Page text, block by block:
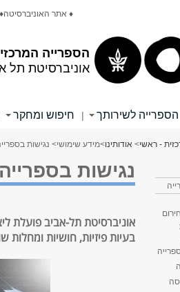
הספרייה
אוניברסיטת תל
♦ אתר האוניברסיטה
הספרייה לשירותך | חיפוש ומחקר
- ראשי> אודותינו>מידע שימושי> נגישות
נגישות בספרייה
אוניברסיטת תל-אביב פועלת
בעיות פיזיות, חושיות